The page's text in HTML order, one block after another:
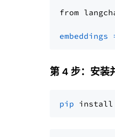
from
embeddings
第 4 步：安
pip